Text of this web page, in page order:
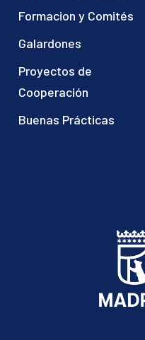
Formacion y Comités
Galardones
Proyectos de
Cooperación
Buenas Prácticas